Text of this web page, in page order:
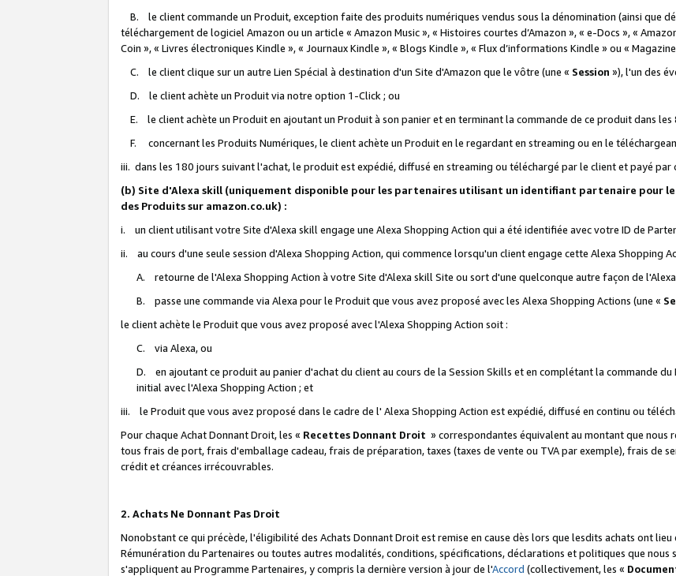
B. le client commande un Produit, exception faite des produits numériques vendus sous la dénomination (ainsi que
téléchargement de logiciel Amazon ou un article « Amazon Music », « Histoires courtes d’Amazon », « e-Docs », «
Coin », « Livres électroniques Kindle », « Journaux Kindle », « Blogs Kindle », « Flux d’informations Kindle » ou «
C. le client clique sur un autre Lien Spécial à destination d'un Site d'Amazon que le vôtre (une « Session »), l'un des
D. le client achète un Produit via notre option 1-Click ; ou
E. le client achète un Produit en ajoutant un Produit à son panier et en terminant la commande de ce produit dans les
F. concernant les Produits Numériques, le client achète un Produit en le regardant en streaming ou en le
iii. dans les 180 jours suivant l'achat, le produit est expédié, diffusé en streaming ou téléchargé par le client et payé par
(b) Site d'Alexa skill (uniquement disponible pour les partenaires utilisant un identifiant partenaire pour le
des Produits sur amazon.co.uk) :
i. un client utilisant votre Site d'Alexa skill engage une Alexa Shopping Action qui a été identifiée avec votre ID de
ii. au cours d'une seule session d'Alexa Shopping Action, qui commence lorsqu'un client engage cette Alexa Shopping
A. retourne de l'Alexa Shopping Action à votre Site d'Alexa skill Site ou sort d'une quelconque autre façon de
B. passe une commande via Alexa pour le Produit que vous avez proposé avec les Alexa Shopping Actions (une «
le client achète le Produit que vous avez proposé avec l'Alexa Shopping Action soit :
C. via Alexa, ou
D. en ajoutant ce produit au panier d'achat du client au cours de la Session Skills et en complétant la commande
initial avec l'Alexa Shopping Action ; et
iii. le Produit que vous avez proposé dans le cadre de l' Alexa Shopping Action est expédié, diffusé en continu ou
Pour chaque Achat Donnant Droit, les « Recettes Donnant Droit » correspondantes équivalent au montant que nous
tous frais de port, frais d'emballage cadeau, frais de préparation, taxes (taxes de vente ou TVA par exemple), frais de
crédit et créances irrécouvrables.
2. Achats Ne Donnant Pas Droit
Nonobstant ce qui précède, l'éligibilité des Achats Donnant Droit est remise en cause dès lors que lesdits achats ont
Rémunération du Partenaires ou toutes autres modalités, conditions, spécifications, déclarations et politiques que
s'appliquent au Programme Partenaires, y compris la dernière version à jour de l'Accord (collectivement, les «